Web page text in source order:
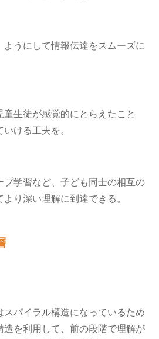
ようにして情報伝達をスムーズに
童生徒が感覚的にとらえたこと
ける工夫を。
プ学習など、子ども同士の相互の
り深い理解に到達できる。
スパイラル構造になっているため
造を利用して、前の段階で理解が